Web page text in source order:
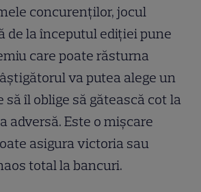
concurenților, jocul
de la începutul ediției pune
care poate răsturna
va putea alege un
să îl oblige să gătească cot la
adversă. Este o mișcare
asigura victoria sau
total la bancuri.